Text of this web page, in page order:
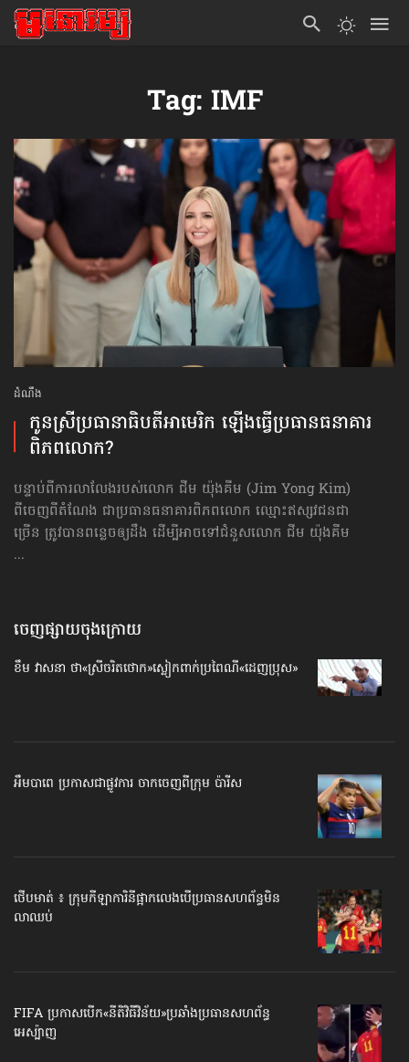
Tag: IMF
ដំណឹង
កូនស្រី​ប្រធានាធិបតី​អាមេរិក​ ឡើងធ្វើ​ប្រធាន​ធនាគារ
ពិភពលោក?
បន្ទាប់ពីការលាលែង​របស់លោក ជីម យ៉ុងគីម (Jim Yong Kim)
ពីចេញពីតំណែង ជាប្រធានធនាគារពិភពលោក ឈ្មោះឥស្សវជនជា
ច្រើន ត្រូវបានពន្លេចឲ្យដឹង ដើម្បីអាចទៅជំនួសលោក ជីម យ៉ុងគីម
...
ចេញផ្សាយចុងក្រោយ
ខឹម វាសនា ថា«ស្រីចរិតថោក»​ស្លៀកពាក់ប្រពៃណី​«ដេញប្រុស»
អឹមបាពេ ប្រកាសជាផ្លូវការ ចាកចេញពីក្រុម ប៉ារីស
ថើបមាត់ ៖ ក្រុមកីឡាការិនី​ផ្អាកលេង​​បើប្រធានសហព័ន្ធ​មិន
លាឈប់
FIFA ប្រកាសបើក​«នីតិវិធីវិន័យ»​ប្រឆាំងប្រធានសហព័ន្ធ​
អេស្ប៉ាញ